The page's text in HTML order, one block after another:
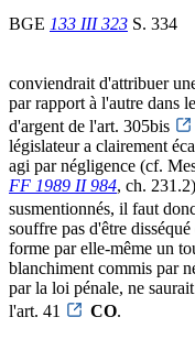
BGE 133 III 323 S. 334
conviendrait d'attribuer
par rapport à l'autre dans
d'argent de l'art. 305bis
législateur a clairement
agi par négligence (cf.
FF 1989 II 984, ch.
susmentionnés, il faut
souffre pas d'être
forme par elle-même un
blanchiment commis par
par la loi pénale, ne
l'art. 41
CO.